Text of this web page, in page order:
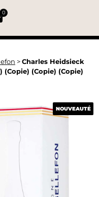
0
> Charles Heidsieck
(Copie) (Copie) (Copie)
NOUVEAUTÉ